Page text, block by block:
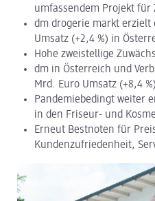
Arbeiten bei dm
dm Logistik
dm Online Shop
PAYBACK
Über dm
umfassendem Projekt
dm drogerie markt erzielt
Umsatz (+2,4 %) in
Hohe zweistellige
dm in Österreich und
Mrd. Euro Umsatz (+8,4 %)
Pandemiebedingt weiter
in den Friseur- und
Erneut Bestnoten für
Kundenzufriedenheit,